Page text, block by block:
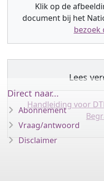
Klik op de
document bij het
bezoek
Lees
Handleiding voor
Direct naar...
Abonnement
Vraag/antwoord
Disclaimer